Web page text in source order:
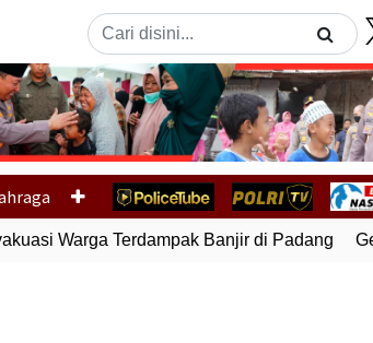
Warga Terdampak Banjir di Padang